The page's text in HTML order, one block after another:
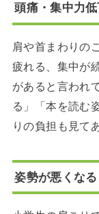
頭痛・集中力
肩や首まわりの
疲れる、集中が
があると言われ
る」「本を読む
りの負担も見て
姿勢が悪くな